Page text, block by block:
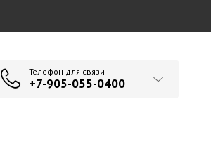
Телефон для связи
+7-905-055-0400